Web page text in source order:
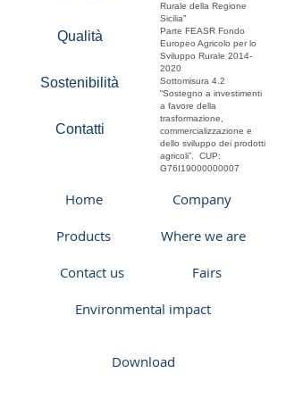
Qualità
Sostenibilità
Contatti
Rurale della Regione
Sicilia”
Parte FEASR Fondo
Europeo Agricolo per lo
Sviluppo Rurale 2014-
2020
Sottomisura 4.2
“Sostegno a investimenti
a favore della
trasformazione,
commercializzazione e
dello sviluppo dei prodotti
agricoli”. CUP:
G76I19000000007
Home
Products
Contact us
Company
Where we are
Fairs
Environmental impact
Download